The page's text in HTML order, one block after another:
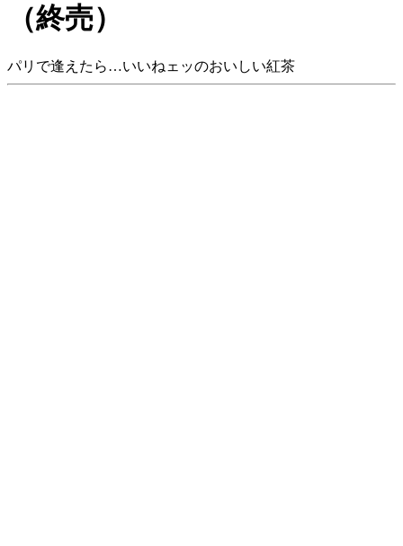
（終売）
パリで逢えたら…いいねェッのおいしい紅茶